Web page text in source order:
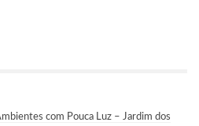
com Pouca Luz – Jardim dos